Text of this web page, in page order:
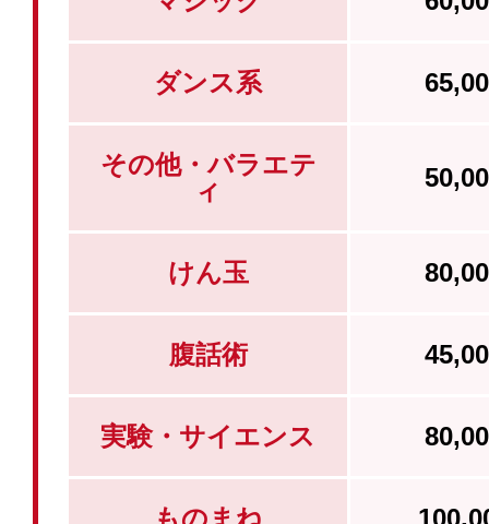
ダンス系
その他・バラエテ
ィ
けん玉
腹話術
実験・サイエンス